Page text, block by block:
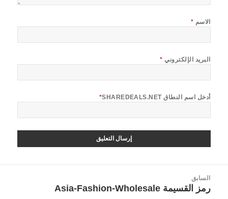
الاسم *
البريد الإلكتروني *
أدخل اسم النطاق SHAREDEALS.NET *
المقالاتالسابق
المقالة
رمز القسيمة Asia-Fashion-Wholesale